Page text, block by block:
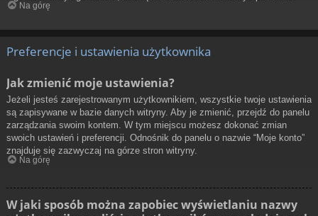
Na górę
Preferencje i ustawienia użytkownika
Jak zmienić moje ustawienia?
Jeżeli jesteś zarejestrowanym użytkownikiem, wszystkie twoje ustawienia
są zapisywane w bazie danych witryny. Aby je zmienić, przejdź do panelu
zarządzania swoim kontem. W tym miejscu możesz dokonać zmian
swoich ustawień i preferencji. Odnośnik do panelu o nazwie “Moje konto”
znajduje się zazwyczaj na górze stron witryny.
Na górę
W jaki sposób można zapobiec wyświetlaniu nazwy